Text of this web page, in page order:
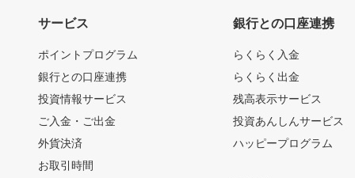
サービス
ポイントプログラム
銀行との口座連携
投資情報サービス
ご入金・ご出金
外貨決済
お取引時間
銀行との口座連携
らくらく入金
らくらく出金
残高表示サービス
投資あんしんサービス
ハッピープログラム